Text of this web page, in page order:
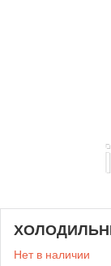
Нет в наличии